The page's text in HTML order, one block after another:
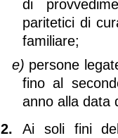
di
paritetici di
familiare;
e) persone
fino al
anno alla data
2. Ai soli fini del